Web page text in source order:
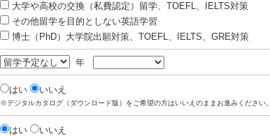
大学や高校の交換（私費認定）留学、TOEFL、IELTS対策
その他留学を目的としない英語学習
博士（PhD）大学院出願対策、TOEFL、IELTS、GRE対策
年
はい いいえ
※デジタルカタログ（ダウンロード版）をご希望の方はいいえのままお進みください。
はい いいえ